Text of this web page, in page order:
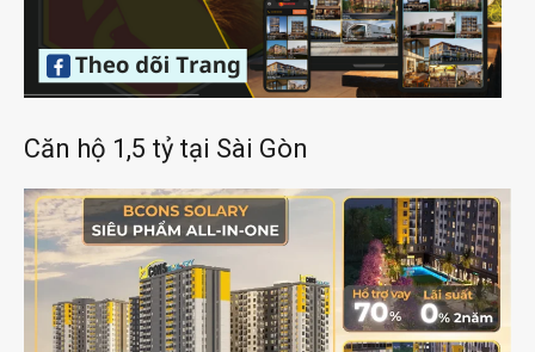
Căn hộ 1,5 tỷ tại Sài Gòn